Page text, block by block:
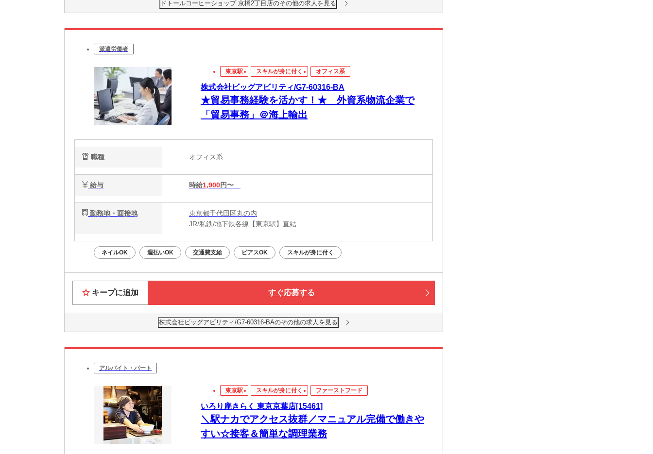
ドトールコーヒーショップ 京橋2丁目店のその他の求人を見る
派遣労働者
東京駅 スキルが身に付く オフィス系
株式会社ビッグアビリティ/G7-60316-BA
★貿易事務経験を活かす！★ 外資系物流企業で
「貿易事務」＠海上輸出
職種 オフィス系
給与 時給1,900円〜
勤務地・面接地
東京都千代田区丸の内
JR/私鉄/地下鉄各線【東京駅】直結
ネイルOK 週払いOK 交通費支給 ピアスOK スキルが身に付く
キープに追加 すぐ応募する
株式会社ビッグアビリティ/G7-60316-BAのその他の求人を見る
アルバイト・パート
東京駅 スキルが身に付く ファーストフード
いろり庵きらく 東京京葉店[15461]
＼駅ナカでアクセス抜群／マニュアル完備で働きや
すい☆接客＆簡単な調理業務